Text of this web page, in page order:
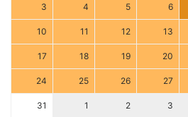
3 4 5 6
10 11 12 13
17 18 19 20
24 25 26 27
31 1 2 3